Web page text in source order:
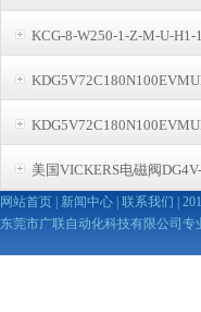
VICKERS比例阀工作时的
KCG-8-W250-1-Z-M-U-H1-
国VICKERS比例阀工作时
国VICKERS比例阀的三个
国VICKERS比例阀的工作
美国VICKERS电磁阀
M-U-H7-60型故障解决方案
网站首页 新闻中心 联系我们 |
东莞市广联自动化科技有限公司专